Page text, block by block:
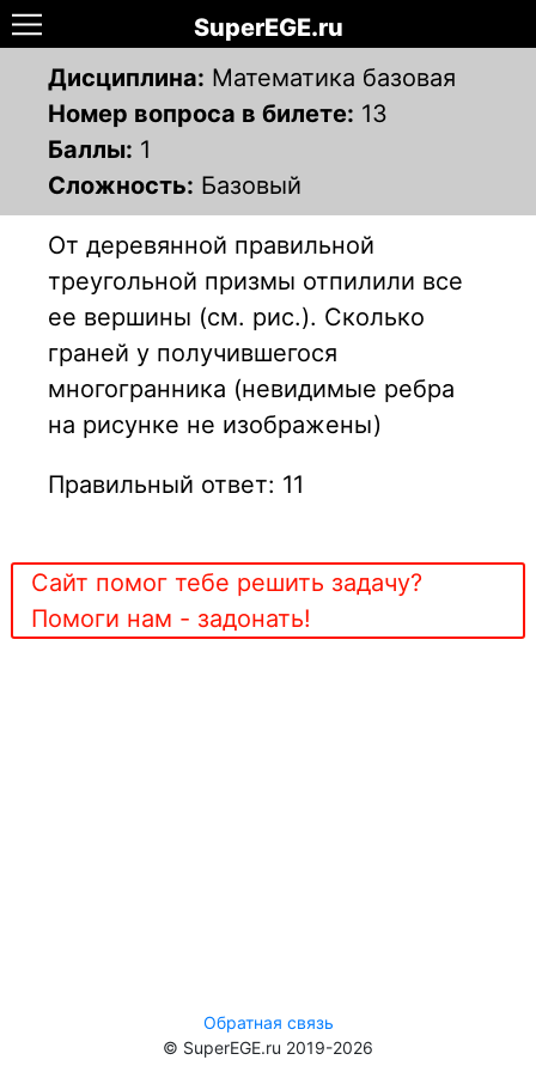
SuperEGE.ru
Дисциплина: Математика базовая
Номер вопроса в билете: 13
Баллы: 1
Сложность: Базовый
От деревянной правильной
треугольной призмы отпилили все
ее вершины (см. рис.). Сколько
граней у получившегося
многогранника (невидимые ребра
на рисунке не изображены)
Правильный ответ: 11
Сайт помог тебе решить задачу?
Помоги нам - задонать!
Обратная связь
© SuperEGE.ru 2019-2026